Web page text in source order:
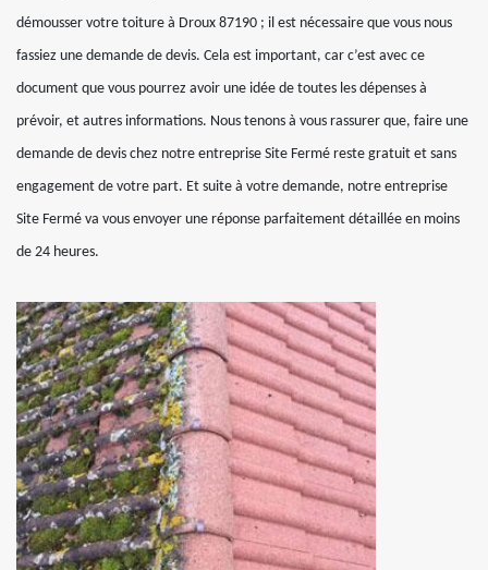
démousser votre toiture à Droux 87190 ; il est nécessaire que vous nous
fassiez une demande de devis. Cela est important, car c’est avec ce
document que vous pourrez avoir une idée de toutes les dépenses à
prévoir, et autres informations. Nous tenons à vous rassurer que, faire une
demande de devis chez notre entreprise Site Fermé reste gratuit et sans
engagement de votre part. Et suite à votre demande, notre entreprise
Site Fermé va vous envoyer une réponse parfaitement détaillée en moins
de 24 heures.